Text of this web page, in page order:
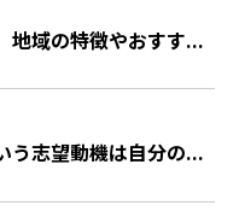
地域の特徴やおすす...
う志望動機は自分の...